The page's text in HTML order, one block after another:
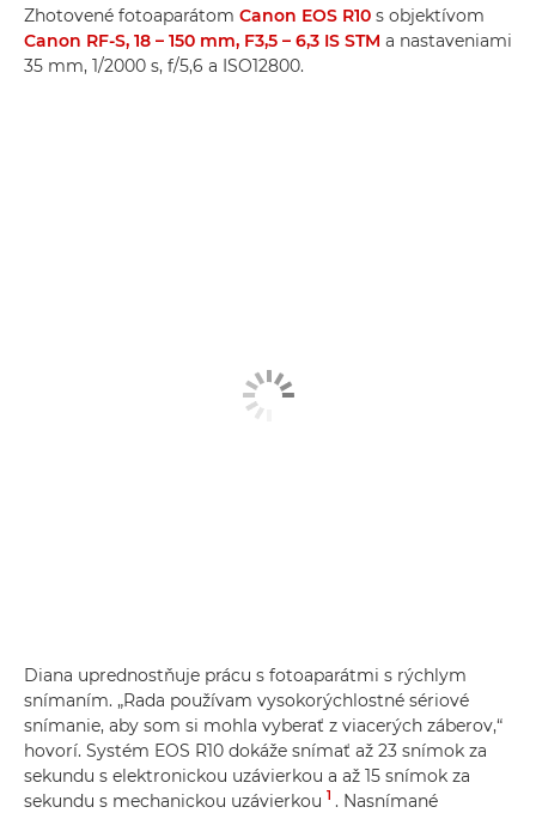
Zhotovené fotoaparátom Canon EOS R10 s objektívom
Canon RF-S, 18 – 150 mm, F3,5 – 6,3 IS STM a nastaveniami
35 mm, 1/2000 s, f/5,6 a ISO12800.
Diana uprednostňuje prácu s fotoaparátmi s rýchlym
snímaním. „Rada používam vysokorýchlostné sériové
snímanie, aby som si mohla vyberať z viacerých záberov,“
hovorí. Systém EOS R10 dokáže snímať až 23 snímok za
sekundu s elektronickou uzávierkou a až 15 snímok za
sekundu s mechanickou uzávierkou 1 . Nasnímané